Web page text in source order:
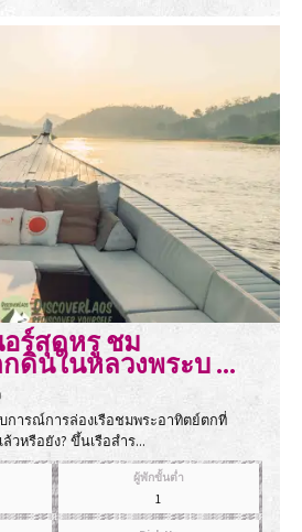
อร์สุดหรู ชม
ดินในหลวงพระบ ...
การณ์การล่องเรือชมพระอาทิตย์ตกที่
วหรือยัง? ขึ้นเรือสำร...
ผู้พักขั้นต่ำ
1